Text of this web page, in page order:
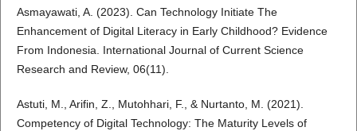
Asmayawati, A. (2023). Can Technology Initiate The
Enhancement of Digital Literacy in Early Childhood? Evidence
From Indonesia. International Journal of Current Science
Research and Review, 06(11).
Astuti, M., Arifin, Z., Mutohhari, F., & Nurtanto, M. (2021).
Competency of Digital Technology: The Maturity Levels of